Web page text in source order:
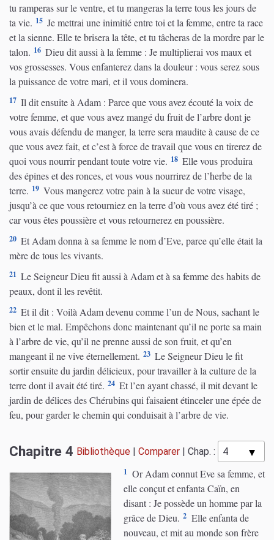
tu ramperas sur le ventre, et tu mangeras la terre tous les jours de
ta vie. 15 Je mettrai une inimitié entre toi et la femme, entre ta race
et la sienne. Elle te brisera la tête, et tu tâcheras de la mordre par le
talon. 16 Dieu dit aussi à la femme : Je multiplierai vos maux et
vos grossesses. Vous enfanterez dans la douleur : vous serez sous
la puissance de votre mari, et il vous dominera.
17 Il dit ensuite à Adam : Parce que vous avez écouté la voix de
votre femme, et que vous avez mangé du fruit de l’arbre dont je
vous avais défendu de manger, la terre sera maudite à cause de ce
que vous avez fait, et c’est à force de travail que vous en tirerez de
quoi vous nourrir pendant toute votre vie. 18 Elle vous produira
des épines et des ronces, et vous vous nourrirez de l’herbe de la
terre. 19 Vous mangerez votre pain à la sueur de votre visage,
jusqu’à ce que vous retourniez en la terre d’où vous avez été tiré ;
car vous êtes poussière et vous retournerez en poussière.
20 Et Adam donna à sa femme le nom d’Eve, parce qu’elle était la
mère de tous les vivants.
21 Le Seigneur Dieu fit aussi à Adam et à sa femme des habits de
peaux, dont il les revêtit.
22 Et il dit : Voilà Adam devenu comme l’un de Nous, sachant le
bien et le mal. Empêchons donc maintenant qu’il ne porte sa main
à l’arbre de vie, qu’il ne prenne aussi de son fruit, et qu’en
mangeant il ne vive éternellement. 23 Le Seigneur Dieu le fit
sortir ensuite du jardin délicieux, pour travailler à la culture de la
terre dont il avait été tiré. 24 Et l’en ayant chassé, il mit devant le
jardin de délices des Chérubins qui faisaient étinceler une épée de
feu, pour garder le chemin qui conduisait à l’arbre de vie.
Chapitre 4 Bibliothèque | Comparer | Chap. :
1 Or Adam connut Eve sa femme, et
elle conçut et enfanta Caïn, en
disant : Je possède un homme par la
grâce de Dieu. 2 Elle enfanta de
nouveau, et mit au monde son frère